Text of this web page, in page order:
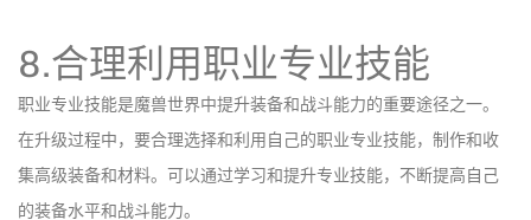
8.合理利用职业专业技能
职业专业技能是魔兽世界中提升装备和战斗能力的重要途径之一。
在升级过程中，要合理选择和利用自己的职业专业技能，制作和收
集高级装备和材料。可以通过学习和提升专业技能，不断提高自己
的装备水平和战斗能力。